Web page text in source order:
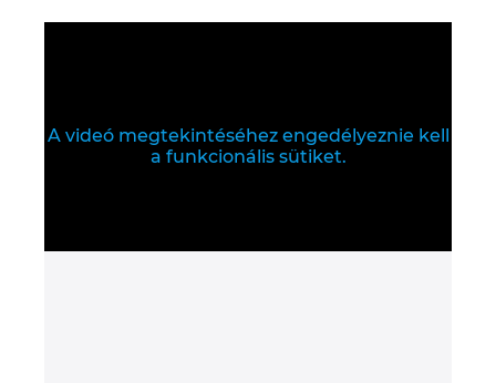
A videó megtekintéséhez engedélyeznie kell
a funkcionális sütiket.